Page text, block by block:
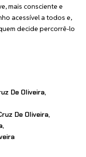
mais consciente e
acessível a todos e,
decide percorrê-lo
De Oliveira
De Oliveira